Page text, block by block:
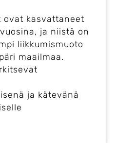
ovat kasvattaneet
ja niistä on
liikkumismuoto
maailmaa.
ja kätevänä